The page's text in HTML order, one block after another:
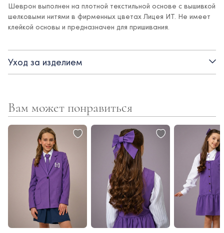
Шеврон выполнен на плотной текстильной основе с вышивкой
шелковыми нитями в фирменных цветах Лицея ИТ. Не имеет
клейкой основы и предназначен для пришивания.
Обратите внимание: при покупке бомбера или свитшота
Отдельная покупка шеврона возможна только для
использования или замены.
Уход за изделием
Вам может понравиться